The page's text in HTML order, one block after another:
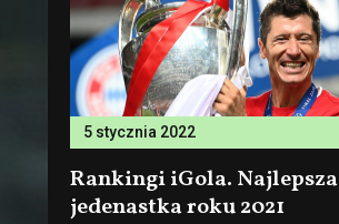
5 stycznia 2022
Rankingi iGola. Najlepsza
jedenastka roku 2021